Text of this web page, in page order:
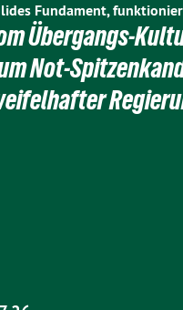
Fundament,
Übergangs-
Not-